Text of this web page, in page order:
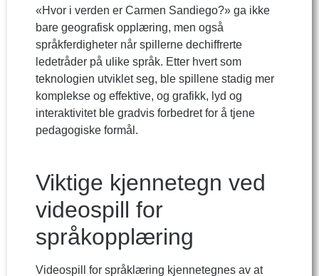
«Hvor i verden er Carmen Sandiego?» ga ikke
bare geografisk opplæring, men også
språkferdigheter når spillerne dechiffrerte
ledetråder på ulike språk. Etter hvert som
teknologien utviklet seg, ble spillene stadig mer
komplekse og effektive, og grafikk, lyd og
interaktivitet ble gradvis forbedret for å tjene
pedagogiske formål.
Viktige kjennetegn ved
videospill for
språkopplæring
Videospill for språklæring kjennetegnes av at